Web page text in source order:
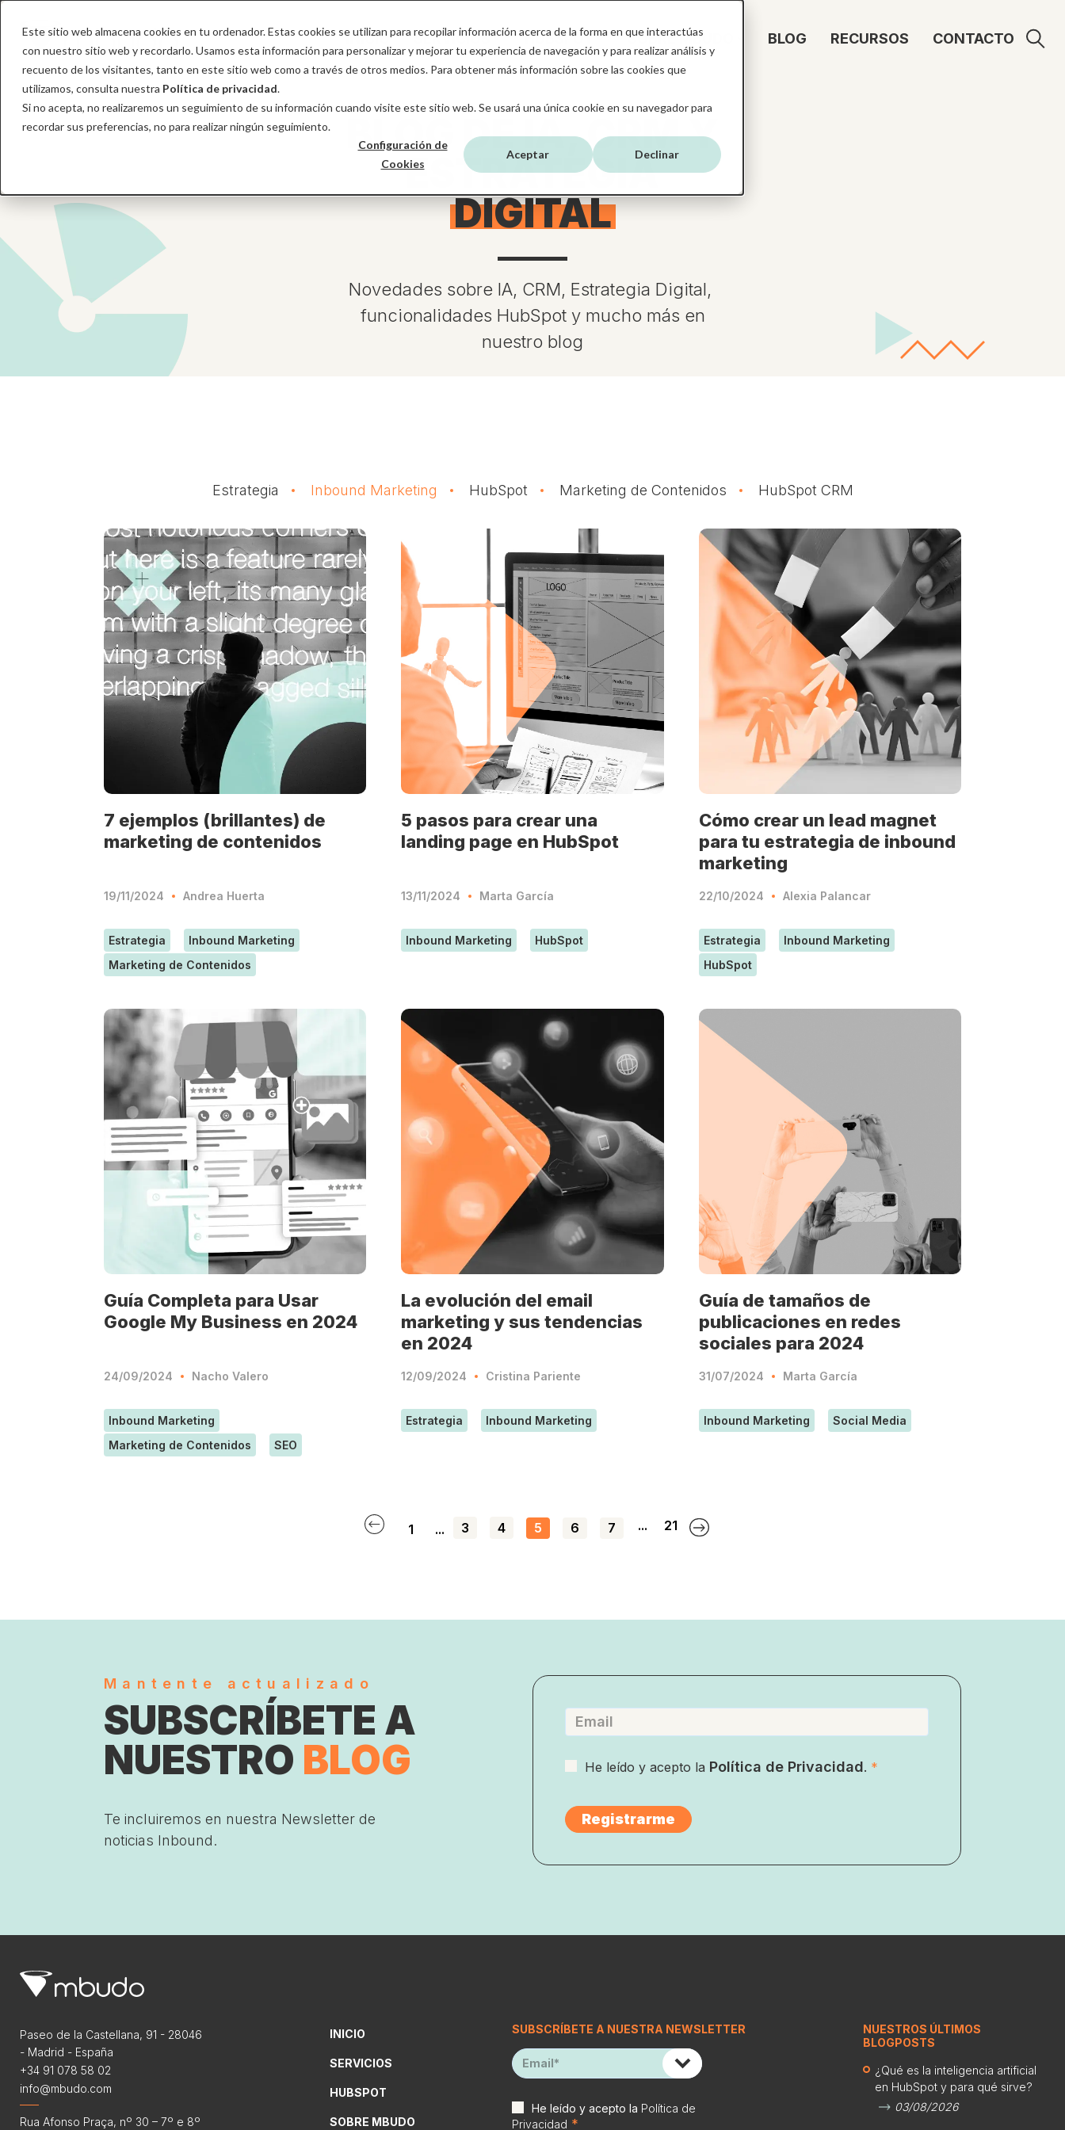
Este sitio web almacena cookies en tu ordenador. Estas cookies se utilizan para recopilar información acerca de la forma en que interactúas
con nuestro sitio web y recordarlo. Usamos esta información para personalizar y mejorar tu experiencia de navegación y para realizar análisis y
recuento de los visitantes, tanto en este sitio web como a través de otros medios. Para obtener más información sobre las cookies que
utilizamos, consulta nuestra Política de privacidad.
Si no acepta, no realizaremos un seguimiento de su información cuando visite este sitio web. Se usará una única cookie en su navegador para
recordar sus preferencias, no para realizar ningún seguimiento.
Configuración de
Cookies
Aceptar Declinar
INICIO SERVICIOS HUBSPOT SOBRE MBUDO BLOG RECURSOS CONTACTO
BLOG DE IA, CRM Y
ESTRATEGIA
DIGITAL
Novedades sobre IA, CRM, Estrategia Digital,
funcionalidades HubSpot y mucho más en
nuestro blog
Estrategia Inbound Marketing HubSpot Marketing de Contenidos HubSpot CRM
7 ejemplos (brillantes) de
marketing de contenidos
19/11/2024 Andrea Huerta
Estrategia
Inbound Marketing
Marketing de Contenidos
5 pasos para crear una
landing page en HubSpot
13/11/2024 Marta García
Inbound Marketing HubSpot
Cómo crear un lead magnet
para tu estrategia de inbound
marketing
22/10/2024 Alexia Palancar
Estrategia
Inbound Marketing
HubSpot
Guía Completa para Usar
Google My Business en 2024
24/09/2024 Nacho Valero
Inbound Marketing
Marketing de Contenidos
SEO
La evolución del email
marketing y sus tendencias
en 2024
12/09/2024 Cristina Pariente
Estrategia Inbound Marketing
Guía de tamaños de
publicaciones en redes
sociales para 2024
31/07/2024 Marta García
Inbound Marketing Social Media
1 ... 3 4 5 6 7 ... 21
Mantente actualizado
SUBSCRÍBETE A
NUESTRO BLOG
Te incluiremos en nuestra Newsletter de
noticias Inbound.
He leído y acepto la Política de Privacidad. *
Paseo de la Castellana, 91 - 28046
- Madrid - España
+34 91 078 58 02
info@mbudo.com
Rua Afonso Praça, nº 30 – 7º e 8º
INICIO
SERVICIOS
HUBSPOT
SOBRE MBUDO
SUBSCRÍBETE A NUESTRA NEWSLETTER
He leído y acepto la Política de
Privacidad *
NUESTROS ÚLTIMOS
BLOGPOSTS
¿Qué es la inteligencia artificial
en HubSpot y para qué sirve?
03/08/2026